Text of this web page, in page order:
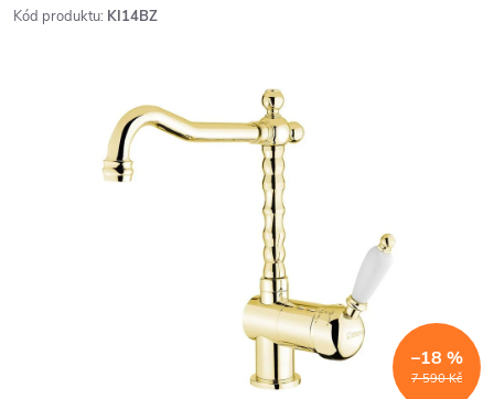
Kód produktu: KI14BZ
7 590 Kč
–18 %